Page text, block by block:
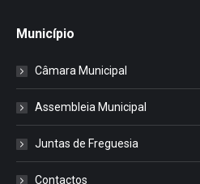
Município
Câmara Municipal
Assembleia Municipal
Juntas de Freguesia
Contactos